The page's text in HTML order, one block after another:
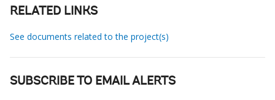
RELATED LINKS
See documents related to the project(s)
SUBSCRIBE TO EMAIL ALERTS